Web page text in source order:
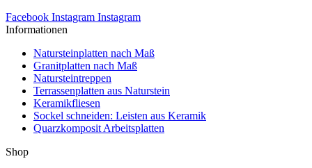
Facebook Instagram Instagram
Informationen
Natursteinplatten nach Maß
Granitplatten nach Maß
Natursteintreppen
Terrassenplatten aus Naturstein
Keramikfliesen
Sockel schneiden: Leisten aus Keramik
Quarzkomposit Arbeitsplatten
Shop